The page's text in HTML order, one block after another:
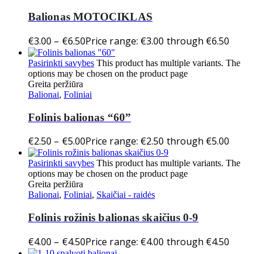
Balionas MOTOCIKLAS
€3.00 – €6.50Price range: €3.00 through €6.50
Pasirinkti savybes This product has multiple variants. The
options may be chosen on the product page
Greita peržiūra
Balionai, Foliniai
Folinis balionas “60”
€2.50 – €5.00Price range: €2.50 through €5.00
Pasirinkti savybes This product has multiple variants. The
options may be chosen on the product page
Greita peržiūra
Balionai, Foliniai, Skaičiai - raidės
Folinis rožinis balionas skaičius 0-9
€4.00 – €4.50Price range: €4.00 through €4.50